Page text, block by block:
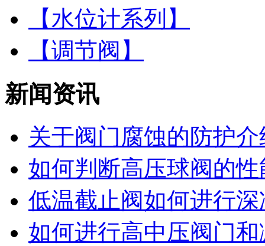
【水位计系列】
【调节阀】
新闻资讯
关于阀门腐蚀的防护介
如何判断高压球阀的性
低温截止阀如何进行
如何进行高中压阀门和